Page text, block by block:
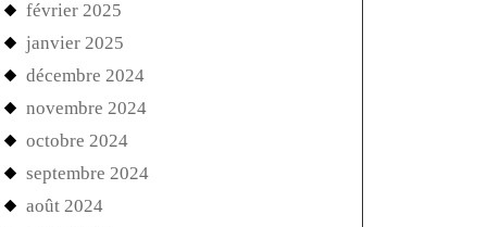
février 2025
janvier 2025
décembre 2024
novembre 2024
octobre 2024
septembre 2024
août 2024